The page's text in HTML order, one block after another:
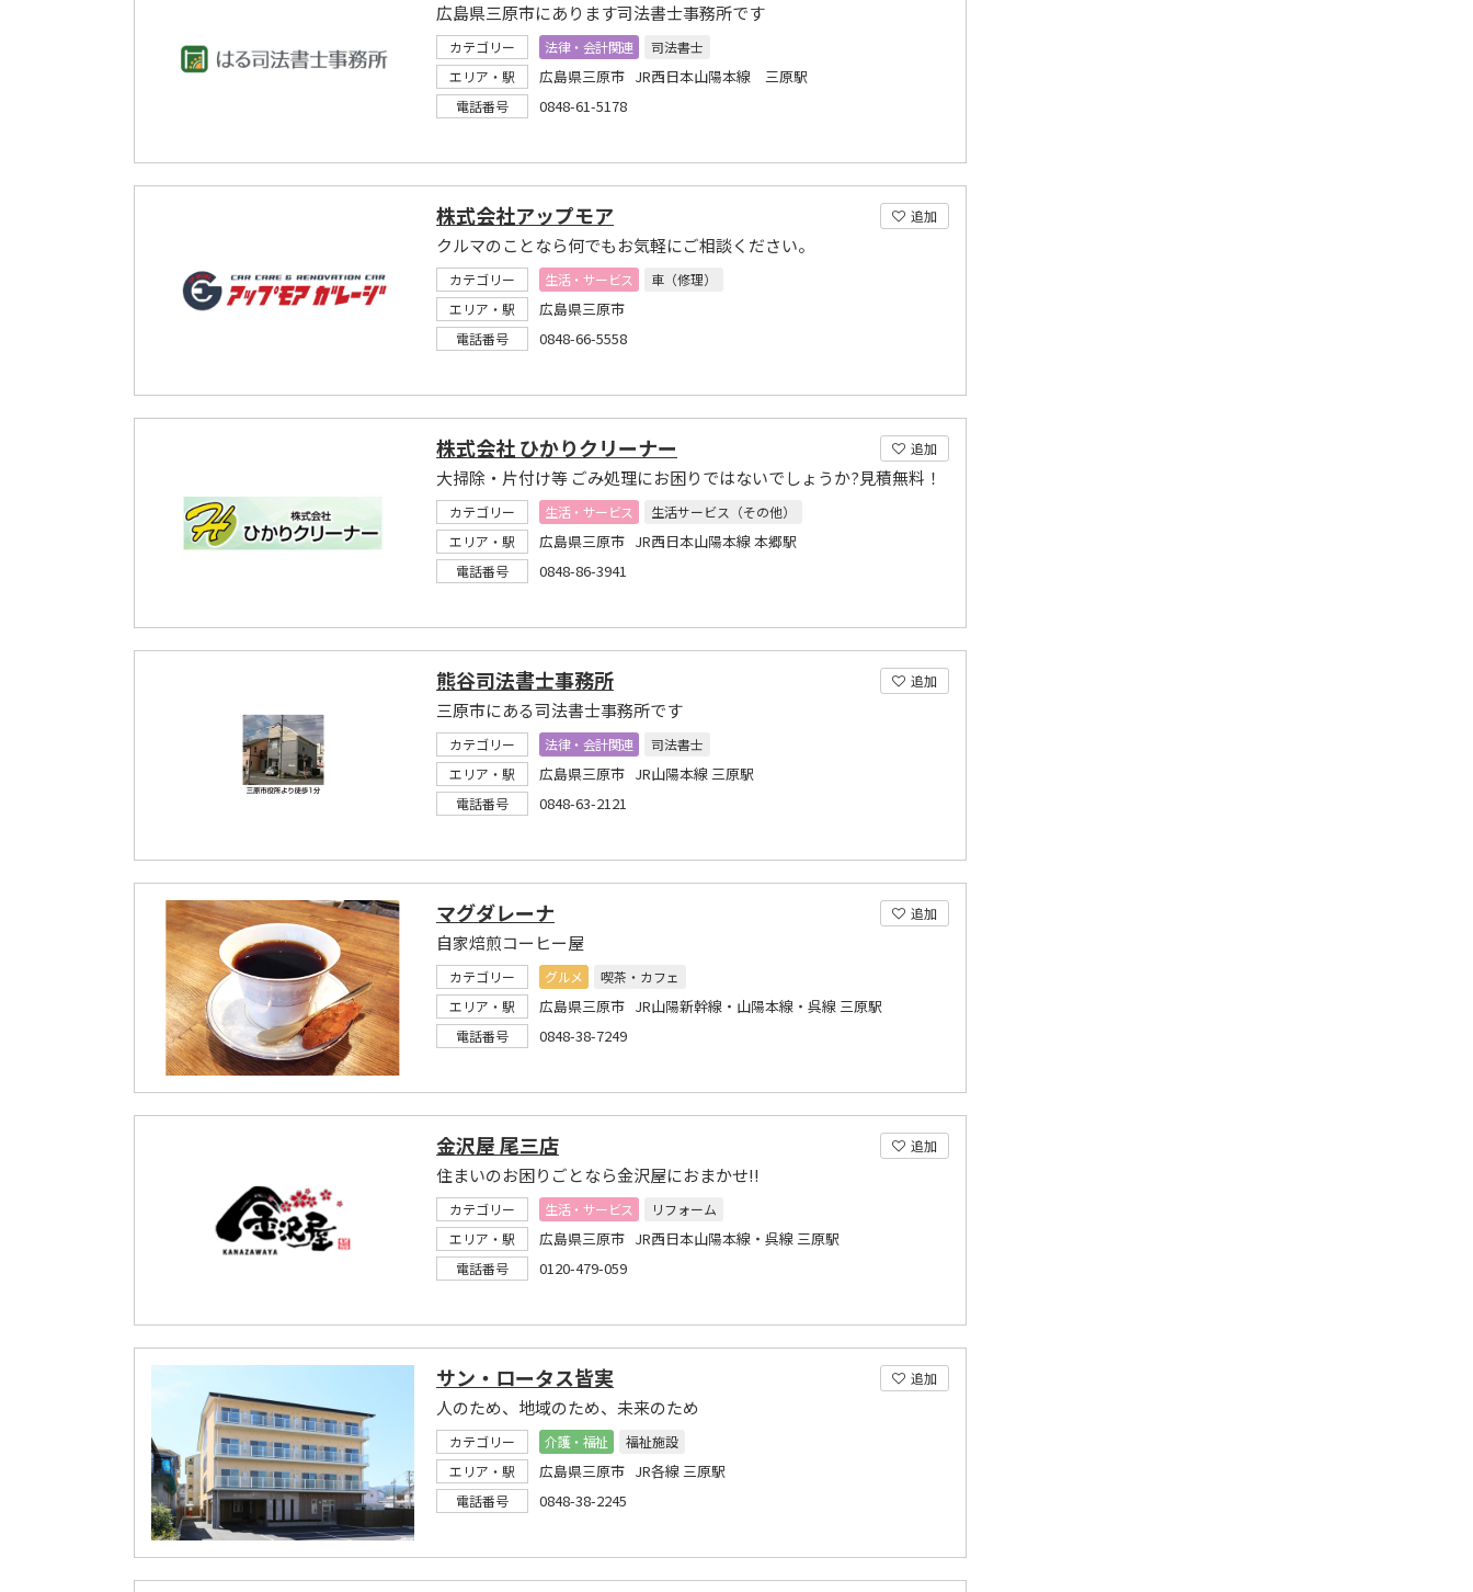
広島県三原市にあります司法書士事務所です
カテゴリー 法律・会計関連
司法書士
エリア・駅
広島県三原市 JR西日本山陽本線 三原駅
電話番号 0848-61-5178
追加
株式会社アップモア
クルマのことなら何でもお気軽にご相談ください。
カテゴリー 生活・サービス
車（修理）
エリア・駅
広島県三原市
電話番号 0848-66-5558
追加
株式会社 ひかりクリーナー
大掃除・片付け等 ごみ処理にお困りではないでしょうか?見積無料！
カテゴリー 生活・サービス
生活サービス（その他）
エリア・駅
広島県三原市 JR西日本山陽本線 本郷駅
電話番号 0848-86-3941
追加
熊谷司法書士事務所
三原市にある司法書士事務所です
カテゴリー 法律・会計関連
司法書士
エリア・駅
広島県三原市 JR山陽本線 三原駅
電話番号 0848-63-2121
追加
マグダレーナ
自家焙煎コーヒー屋
カテゴリー グルメ
喫茶・カフェ
エリア・駅
広島県三原市 JR山陽新幹線・山陽本線・呉線 三原駅
電話番号 0848-38-7249
追加
金沢屋 尾三店
住まいのお困りごとなら金沢屋におまかせ!!
カテゴリー 生活・サービス
リフォーム
エリア・駅
広島県三原市 JR西日本山陽本線・呉線 三原駅
電話番号 0120-479-059
追加
サン・ロータス皆実
人のため、地域のため、未来のため
カテゴリー 介護・福祉
福祉施設
エリア・駅
広島県三原市 JR各線 三原駅
電話番号 0848-38-2245